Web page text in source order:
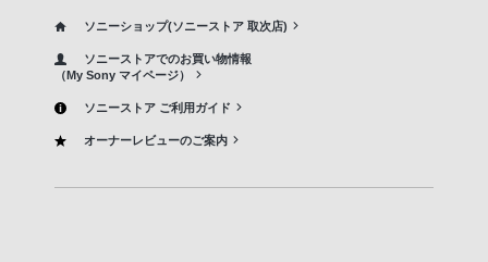
ソニーショップ(ソニーストア 取次店)
ソニーストアでのお買い物情報
（My Sony マイページ）
ソニーストア ご利用ガイド
オーナーレビューのご案内